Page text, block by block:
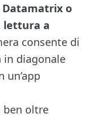
o
lettura a
consente di
in diagonale
ben oltre